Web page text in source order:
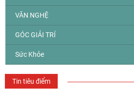
VĂN NGHỆ
GÓC GIẢI TRÍ
Sức Khỏe
Tin tiêu điểm